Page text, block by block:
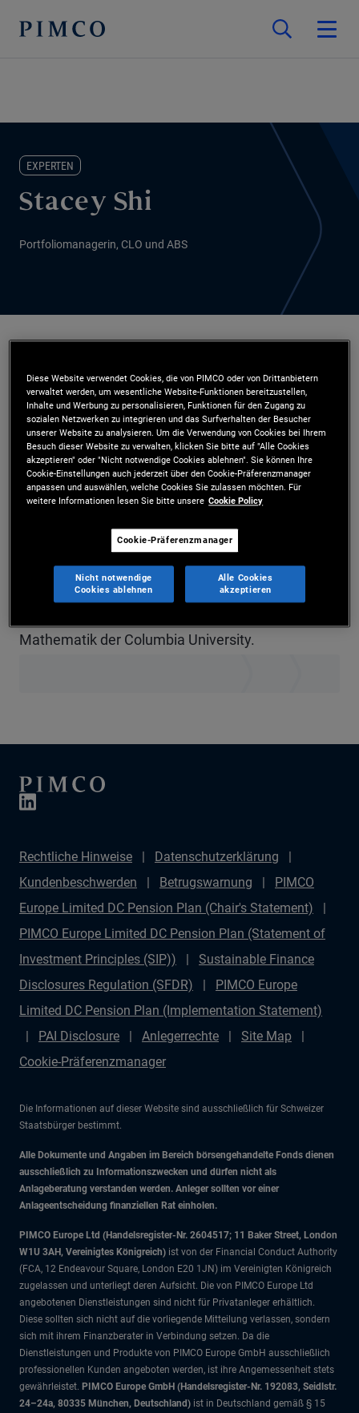
EXPERTEN
Stacey Shi
Portfoliomanagerin, CLO und ABS
Stacey Shi ist Senior Vice President und
Portfoliomanagerin am Firmensitz in Newport
Beach. Sie konzentriert sich auf nicht staatliche
verbriefte Wohnungsbaukredite (RMBS). Sie kam
im Jahr 2014 zu PIMCO. Sie verfügt über 14 Jahre
Finanzdienstleistungssektor und besitzt einen
MBA der MIT Sloan School of Management sowie
Mathematik der Columbia University.
Rechtliche Hinweise
Datenschutzerklärung
Kundenbeschwerden
Betrugswarnung
PIMCO
Europe Limited DC Pension Plan (Chair's Statement)
PIMCO Europe Limited DC Pension Plan (Statement of
Investment Principles (SIP))
Sustainable Finance
Disclosures Regulation (SFDR)
PIMCO Europe
Limited DC Pension Plan (Implementation Statement)
PAI Disclosure
Anlegerrechte
Site Map
Cookie-Präferenzmanager
Die Informationen auf dieser Website sind ausschließlich für Schweizer
Staatsbürger bestimmt.
Alle Dokumente und Angaben im Bereich börsengehandelte Fonds dienen
ausschließlich zu Informationszwecken und dürfen nicht als
Anlageberatung verstanden werden. Anleger sollten vor einer
Anlageentscheidung finanziellen Rat einholen.
PIMCO Europe Ltd (Handelsregister-Nr. 2604517; 11 Baker Street, London
W1U 3AH, Vereinigtes Königreich) ist von der Financial Conduct Authority
(FCA, 12 Endeavour Square, London E20 1JN) im Vereinigten Königreich
zugelassen und unterliegt deren Aufsicht. Die von PIMCO Europe Ltd
angebotenen Dienstleistungen sind nicht für Privatanleger erhältlich.
Diese sollten sich nicht auf die vorliegende Mitteilung verlassen, sondern
sich mit ihrem Finanzberater in Verbindung setzen. Da die
Dienstleistungen und Produkte von PIMCO Europe GmbH ausschließlich
professionellen Kunden angeboten werden, ist ihre Angemessenheit stets
gewährleistet. PIMCO Europe GmbH (Handelsregister-Nr. 192083, Seidlstr.
24–24a, 80335 München, Deutschland) ist in Deutschland gemäß § 15
Diese Website verwendet Cookies, die von PIMCO oder von Drittanbietern
verwaltet werden, um wesentliche Website-Funktionen bereitzustellen,
Inhalte und Werbung zu personalisieren, Funktionen für den Zugang zu
sozialen Netzwerken zu integrieren und das Surfverhalten der Besucher
unserer Website zu analysieren. Um die Verwendung von Cookies bei Ihrem
Besuch dieser Website zu verwalten, klicken Sie bitte auf "Alle Cookies
akzeptieren" oder "Nicht notwendige Cookies ablehnen". Sie können Ihre
Cookie-Einstellungen auch jederzeit über den Cookie-Präferenzmanager
anpassen und auswählen, welche Cookies Sie zulassen möchten. Für
weitere Informationen lesen Sie bitte unsere Cookie Policy
Cookie-Präferenzmanager
Nicht notwendige
Cookies ablehnen
Alle Cookies
akzeptieren